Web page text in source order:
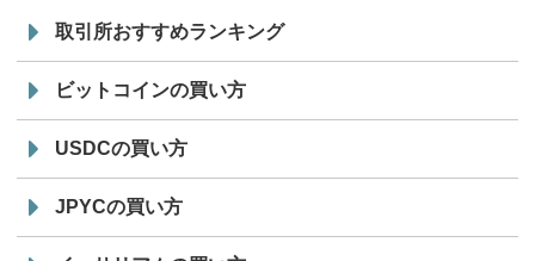
取引所おすすめランキング
ビットコインの買い方
USDCの買い方
JPYCの買い方